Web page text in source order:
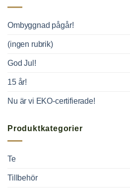
Ombyggnad pågår!
(ingen rubrik)
God Jul!
15 år!
Nu är vi EKO-certifierade!
Produktkategorier
Te
Tillbehör